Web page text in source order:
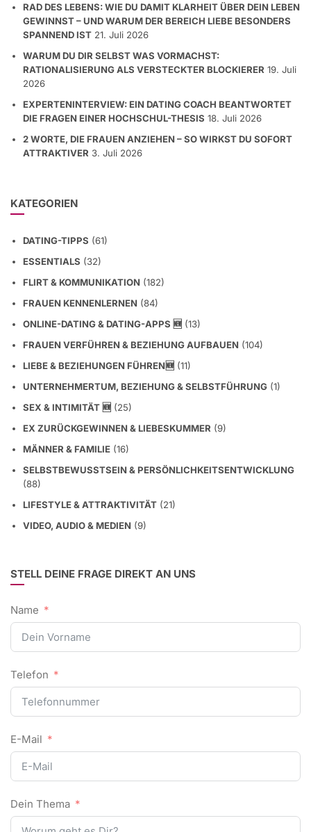
RAD DES LEBENS: WIE DU DAMIT KLARHEIT ÜBER DEIN LEBEN
GEWINNST – UND WARUM DER BEREICH LIEBE BESONDERS
SPANNEND IST 21. Juli 2026
WARUM DU DIR SELBST WAS VORMACHST:
RATIONALISIERUNG ALS VERSTECKTER BLOCKIERER 19. Juli
2026
EXPERTENINTERVIEW: EIN DATING COACH BEANTWORTET
DIE FRAGEN EINER HOCHSCHUL-THESIS 18. Juli 2026
2 WORTE, DIE FRAUEN ANZIEHEN – SO WIRKST DU SOFORT
ATTRAKTIVER 3. Juli 2026
KATEGORIEN
DATING-TIPPS (61)
ESSENTIALS (32)
FLIRT & KOMMUNIKATION (182)
FRAUEN KENNENLERNEN (84)
ONLINE-DATING & DATING-APPS 🆕 (13)
FRAUEN VERFÜHREN & BEZIEHUNG AUFBAUEN (104)
LIEBE & BEZIEHUNGEN FÜHREN🆕 (11)
UNTERNEHMERTUM, BEZIEHUNG & SELBSTFÜHRUNG (1)
SEX & INTIMITÄT 🆕 (25)
EX ZURÜCKGEWINNEN & LIEBESKUMMER (9)
MÄNNER & FAMILIE (16)
SELBSTBEWUSSTSEIN & PERSÖNLICHKEITSENTWICKLUNG
(88)
LIFESTYLE & ATTRAKTIVITÄT (21)
VIDEO, AUDIO & MEDIEN (9)
STELL DEINE FRAGE DIREKT AN UNS
Name
Telefon
E-Mail
Dein Thema